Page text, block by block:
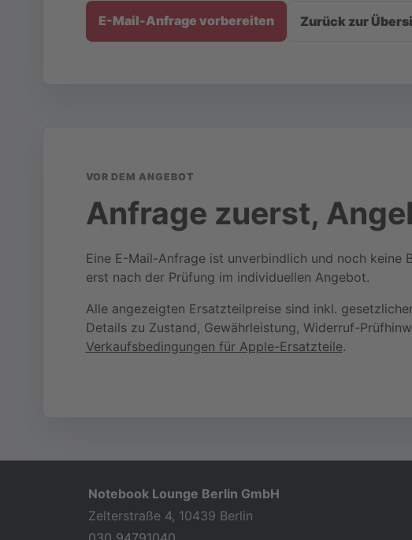
E-Mail-Anfrage vorbereiten Zurück zur
VOR DEM ANGEBOT
Anfrage zuerst,
Eine E-Mail-Anfrage ist unverbindlich und noch keine
erst nach der Prüfung im individuellen Angebot.
Alle angezeigten Ersatzteilpreise sind inkl.
Details zu Zustand, Gewährleistung, Widerruf-
Verkaufsbedingungen für Apple-Ersatzteile.
Notebook Lounge Berlin GmbH
Zelterstraße 4, 10439 Berlin